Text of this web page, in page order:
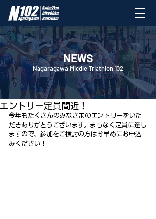
エントリー定員間近！
2023年3月4日
今年もたくさんのみなさまのエントリーをいた
だきありがとうございます。まもなく定員に達し
ますので、参加をご検討の方はお早めにお申込
みください！
NEWS
Nagaragawa Middle Triathlon 102